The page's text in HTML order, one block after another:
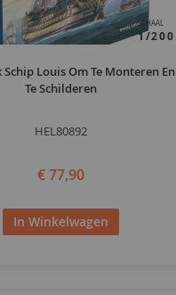
SCHAAL
1/200
Louis Om Te Monteren En
Te Schilderen
HEL80892
€ 77,90
In Winkelwagen